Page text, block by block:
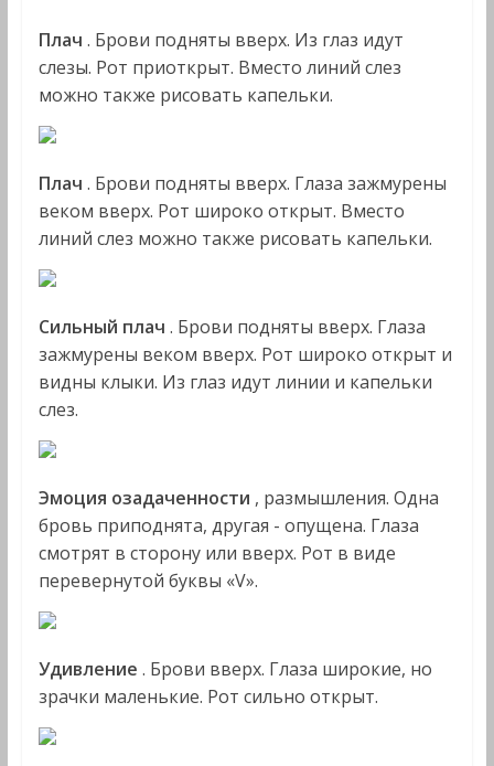
Плач . Брови подняты вверх. Из глаз идут
слезы. Рот приоткрыт. Вместо линий слез
можно также рисовать капельки.
Плач . Брови подняты вверх. Глаза зажмурены
веком вверх. Рот широко открыт. Вместо
линий слез можно также рисовать капельки.
Сильный плач . Брови подняты вверх. Глаза
зажмурены веком вверх. Рот широко открыт и
видны клыки. Из глаз идут линии и капельки
слез.
Эмоция озадаченности , размышления. Одна
бровь приподнята, другая - опущена. Глаза
смотрят в сторону или вверх. Рот в виде
перевернутой буквы «V».
Удивление . Брови вверх. Глаза широкие, но
зрачки маленькие. Рот сильно открыт.